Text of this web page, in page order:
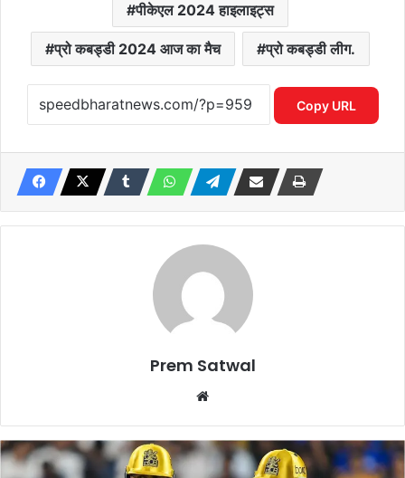
पीकेएल 2024 हाइलाइट्स
प्रो कबड्डी 2024 आज का मैच प्रो कबड्डी लीग.
Copy URL
Prem Satwal